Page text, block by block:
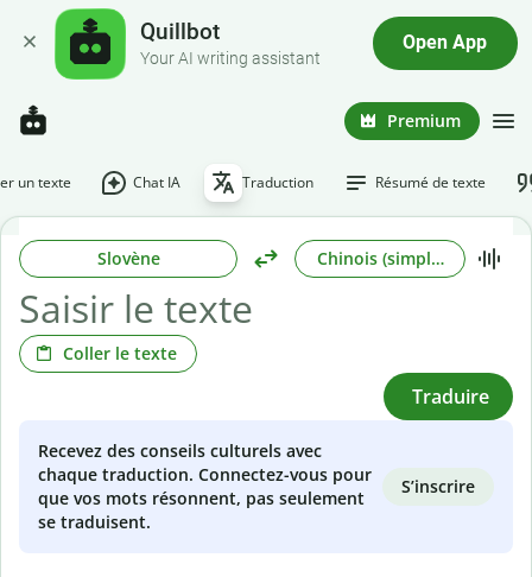
Quillbot
Your AI writing assistant
Open App
Premium
un texte Chat IA Traduction Résumé de texte
Slovène Chinois (simplifié)
Coller le texte
Traduire
Recevez des conseils culturels avec
chaque traduction. Connectez-vous pour
que vos mots résonnent, pas seulement
se traduisent.
S’inscrire